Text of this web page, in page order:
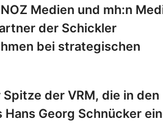
Medien und mh:n
der Schickler
bei strategischen
der VRM, die in den
Georg Schnücker